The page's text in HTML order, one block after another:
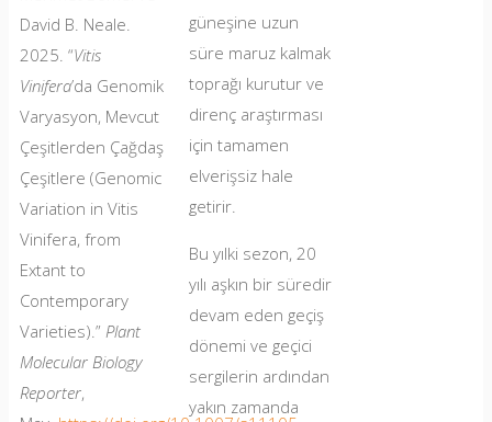
David B. Neale.
2025. “Vitis
Vinifera’da Genomik
Varyasyon, Mevcut
Çeşitlerden Çağdaş
Çeşitlere (Genomic
Variation in Vitis
Vinifera, from
Extant to
Contemporary
Varieties).” Plant
Molecular Biology
Reporter,
güneşine uzun
süre maruz kalmak
toprağı kurutur ve
direnç araştırması
için tamamen
elverişsiz hale
getirir.
Bu yılki sezon, 20
yılı aşkın bir süredir
devam eden geçiş
dönemi ve geçici
sergilerin ardından
yakın zamanda